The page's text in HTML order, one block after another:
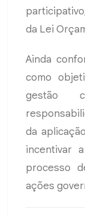
da Lei
Ainda
como
gestão
da
incentivar
processo
ações